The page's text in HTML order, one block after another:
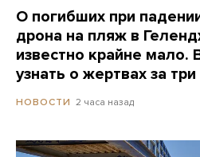
О погибших при
дрона на пляж в
известно крайне мало.
узнать о жертвах за
НОВОСТИ 2 часа назад